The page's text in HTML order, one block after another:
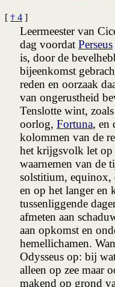
[ † 4 ]
Leermeester van
dag voordat Perseus
is, door de
bijeenkomst
reden en oorzaak
van ongerustheid
Tenslotte wint,
oorlog, Fortuna, en
kolommen van de
het krijgsvolk let op
waarnemen van de
solstitium, equinox,
en op het langer en
tussenliggende
afmeten aan
aan opkomst en
hemellichamen.
Odysseus op: bij
alleen op zee maar
makend op grond